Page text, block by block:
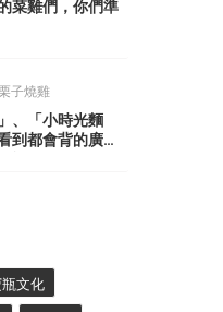
菜雞們，你們準
子燒雞
、「小時光麵
到都會背的廣
瓶文化